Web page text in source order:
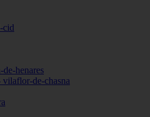
cid
de-henares
vilaflor-de-chasna